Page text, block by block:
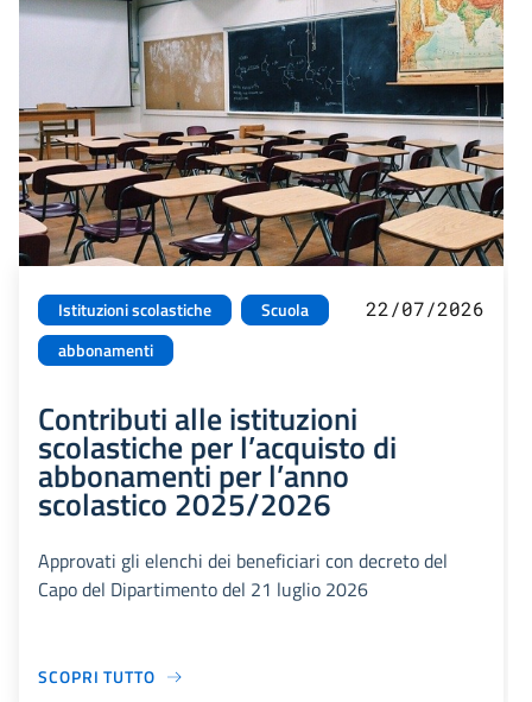
Istituzioni scolastiche
Scuola
abbonamenti
22/07/2026
Contributi alle istituzioni
scolastiche per l’acquisto di
abbonamenti per l’anno
scolastico 2025/2026
Approvati gli elenchi dei beneficiari con decreto del
Capo del Dipartimento del 21 luglio 2026
SCOPRI TUTTO